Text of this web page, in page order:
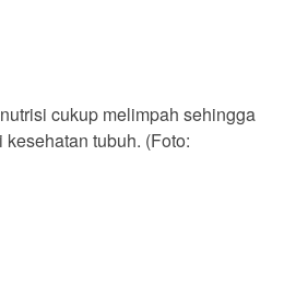
cukup melimpah sehingga
tubuh. (Foto: